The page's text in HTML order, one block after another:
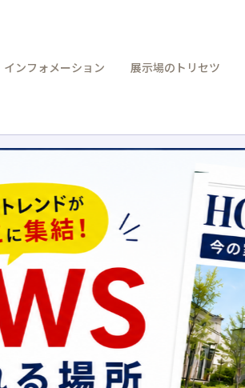
インフォメーション 展示場のトリセツ